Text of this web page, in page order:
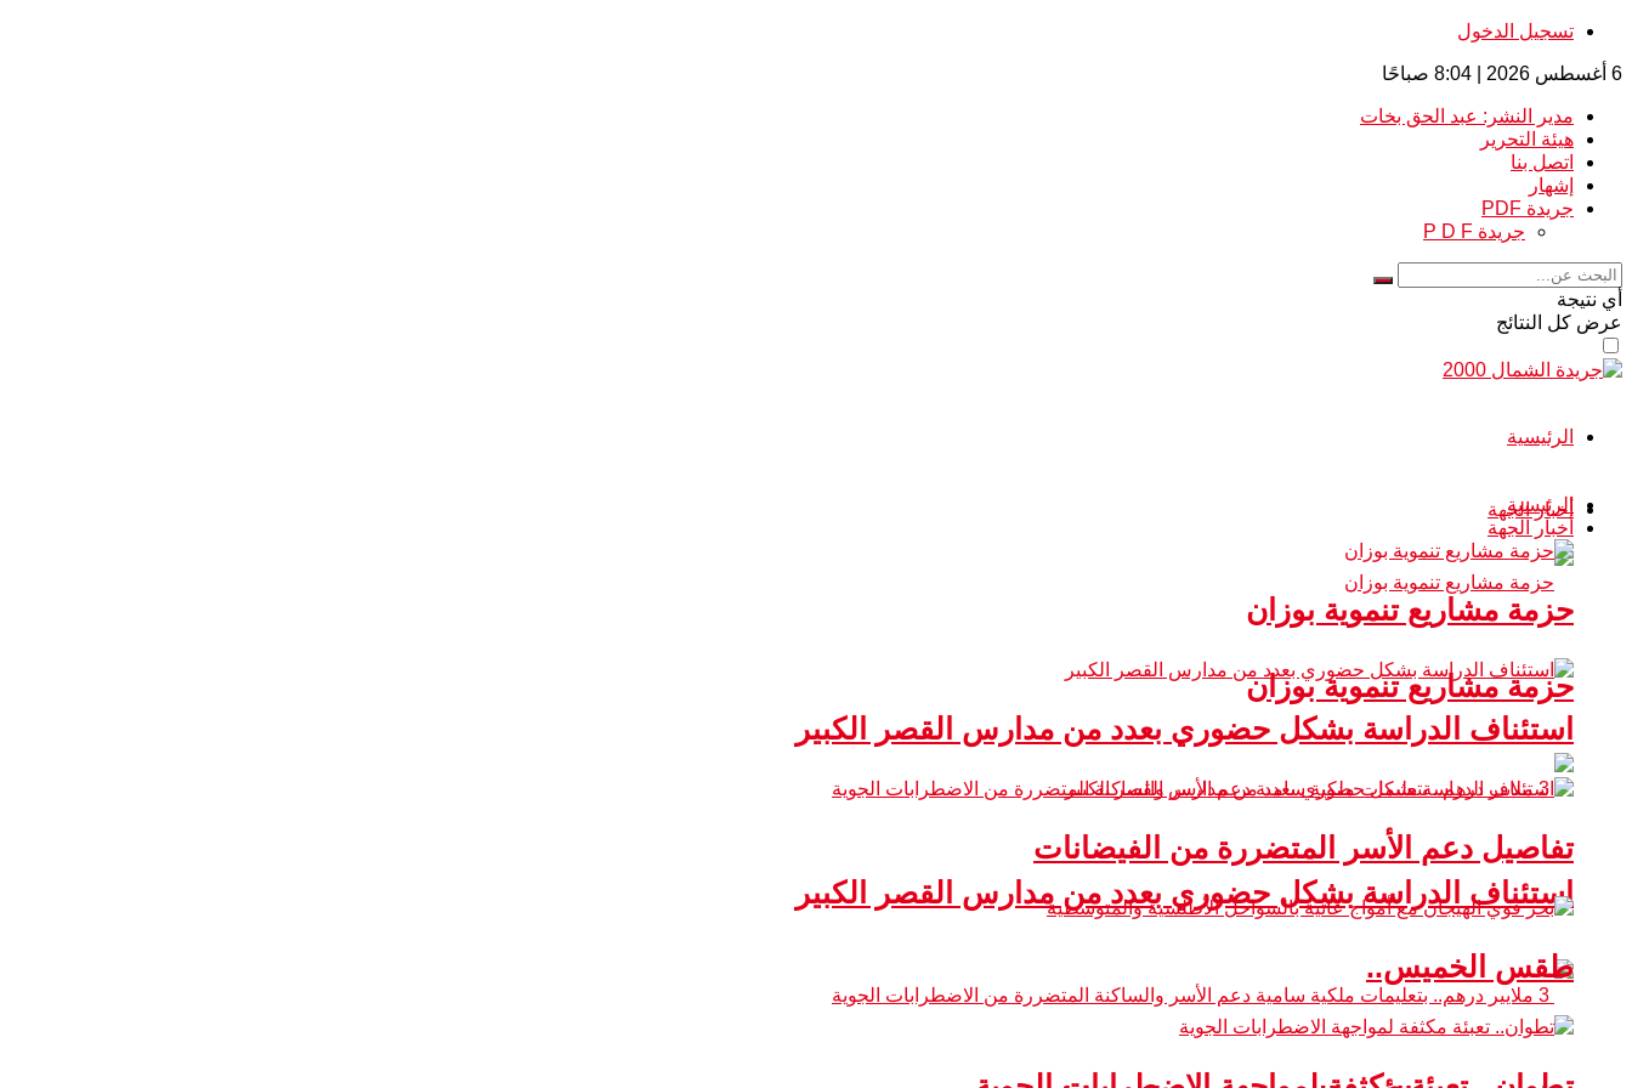
تسجيل الدخول
6 أغسطس 2026 | 8:04 صباحًا
مدير النشر: عبد الحق بخات
هيئة التحرير
اتصل بنا
إشهار
جريدة PDF
جريدة P D F
أي نتيجة
عرض كل النتائج
الرئيسية
أخبار الجهة
حزمة مشاريع تنموية بوزان
استئناف الدراسة بشكل حضوري بعدد من مدارس القصر الكبير
الرئيسية
أخبار الجهة
حزمة مشاريع تنموية بوزان
استئناف الدراسة بشكل حضوري بعدد من مدارس القصر الكبير
تفاصيل دعم الأسر المتضررة من الفيضانات
طقس الخميس..